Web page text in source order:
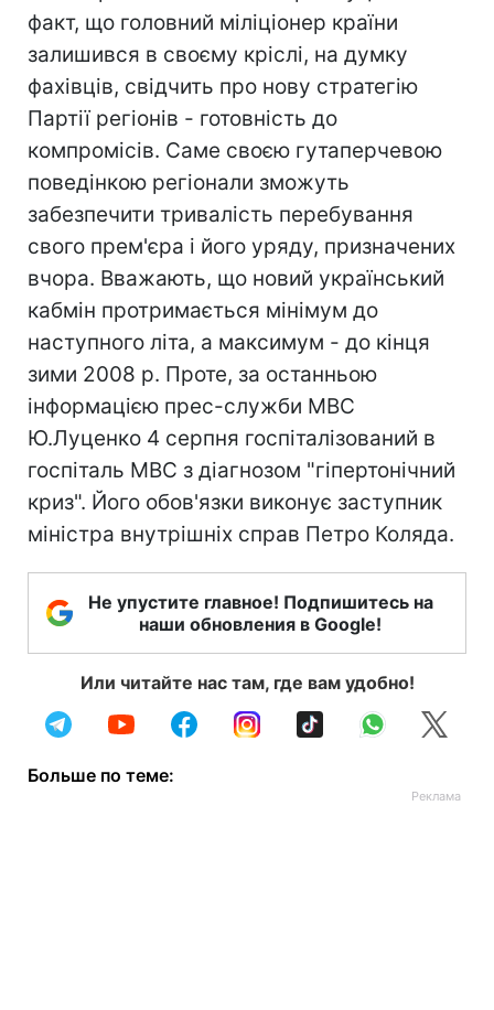
факт, що головний міліціонер країни
залишився в своєму кріслі, на думку
фахівців, свідчить про нову стратегію
Партії регіонів - готовність до
компромісів. Саме своєю гутаперчевою
поведінкою регіонали зможуть
забезпечити тривалість перебування
свого прем'єра і його уряду, призначених
вчора. Вважають, що новий український
кабмін протримається мінімум до
наступного літа, а максимум - до кінця
зими 2008 р. Проте, за останньою
інформацією прес-служби МВС
Ю.Луценко 4 серпня госпіталізований в
госпіталь МВС з діагнозом "гіпертонічний
криз". Його обов'язки виконує заступник
міністра внутрішніх справ Петро Коляда.
Не упустите главное! Подпишитесь на
наши обновления в Google!
Или читайте нас там, где вам удобно!
Больше по теме: